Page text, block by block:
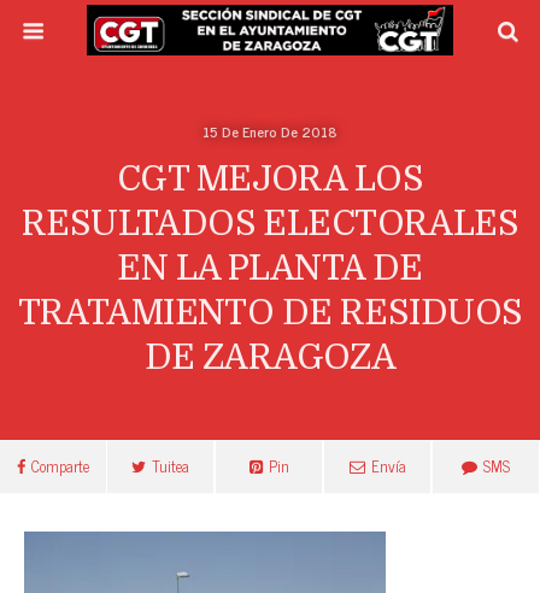
15 De Enero De 2018
CGT MEJORA LOS
RESULTADOS ELECTORALES
EN LA PLANTA DE
TRATAMIENTO DE RESIDUOS
DE ZARAGOZA
Comparte Tuitea Pin Envía SMS